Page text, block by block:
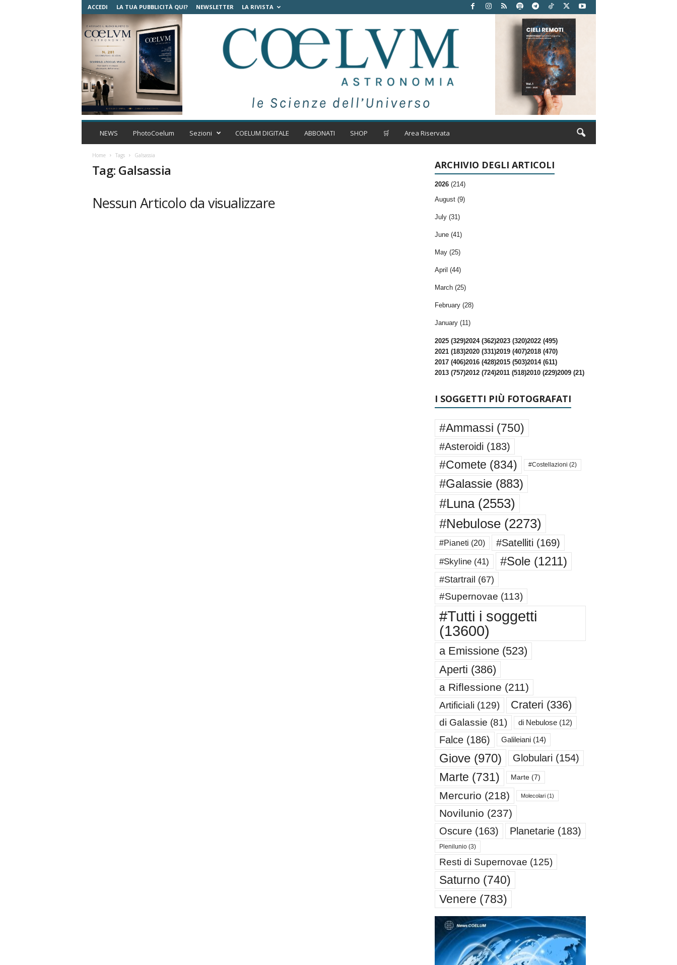
ACCEDI LA TUA PUBBLICITÀ QUI? NEWSLETTER LA RIVISTA
C
t
NEWS PhotoCoelum Sezioni COELUM DIGITALE ABBONATI SHOP 🛒 Area Riservata
Home Tags Galsassia
Tag: Galsassia
Nessun Articolo da visualizzare
ARCHIVIO DEGLI ARTICOLI
2026 (214)
August (9)
July (31)
June (41)
May (25)
April (44)
March (25)
February (28)
January (11)
2025 (329)2024 (362)2023 (320)2022 (495)
2021 (183)2020 (331)2019 (407)2018 (470)
2017 (406)2016 (428)2015 (503)2014 (611)
2013 (757)2012 (724)2011 (518)2010 (229)2009 (21)
I SOGGETTI PIÙ FOTOGRAFATI
#Ammassi (750)
#Asteroidi (183)
#Comete (834) #Costellazioni (2)
#Galassie(883)
#Luna(2553)
#Nebulose(2273)
#Pianeti (20) #Satelliti (169)
#Skyline(41) #Sole(1211)
#Startrail (67)
#Supernovae (113)
#Tutti i soggetti
(13600)
a Emissione(523)
Aperti (386)
a Riflessione (211)
Artificiali (129) Crateri (336)
di Galassie (81) di Nebulose(12)
Falce(186) Galileiani(14)
Giove(970) Globulari (154)
Marte (731) Marte(7)
Mercurio (218) Molecolari(1)
Novilunio (237)
Oscure(163) Planetarie(183)
Plenilunio(3)
Resti di Supernovae (125)
Saturno (740)
Venere (783)